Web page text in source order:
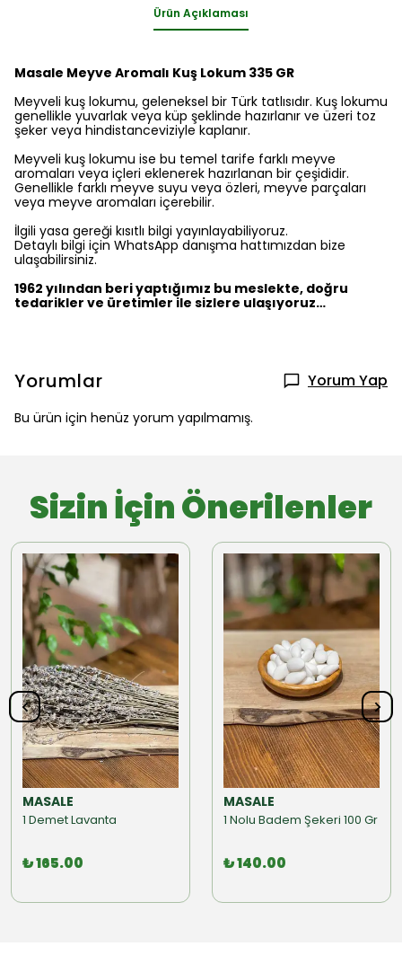
Ürün Açıklaması
Masale Meyve Aromalı Kuş Lokum 335 GR
Meyveli kuş lokumu, geleneksel bir Türk tatlısıdır. Kuş lokumu
genellikle yuvarlak veya küp şeklinde hazırlanır ve üzeri toz
şeker veya hindistanceviziyle kaplanır.
Meyveli kuş lokumu ise bu temel tarife farklı meyve
aromaları veya içleri eklenerek hazırlanan bir çeşididir.
Genellikle farklı meyve suyu veya özleri, meyve parçaları
veya meyve aromaları içerebilir.
İlgili yasa gereği kısıtlı bilgi yayınlayabiliyoruz.
Detaylı bilgi için WhatsApp danışma hattımızdan bize
ulaşabilirsiniz.
1962 yılından beri yaptığımız bu meslekte, doğru
tedarikler ve üretimler ile sizlere ulaşıyoruz…
Yorumlar Yorum Yap
Bu ürün için henüz yorum yapılmamış.
Sizin İçin Önerilenler
MASALE
1 Demet Lavanta
₺ 165.00
MASALE
1 Nolu Badem Şekeri 100 Gr
₺ 140.00